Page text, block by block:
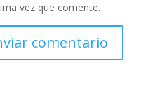
vez que comente.